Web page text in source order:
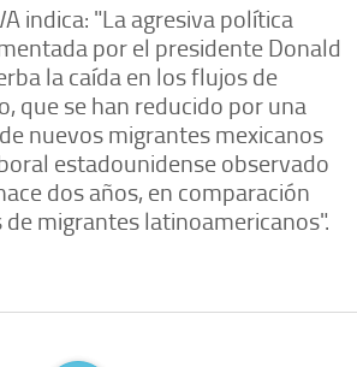
indica: "La agresiva política
por el presidente Donald
la caída en los flujos de
que se han reducido por una
nuevos migrantes mexicanos
estadounidense observado
dos años, en comparación
migrantes latinoamericanos".